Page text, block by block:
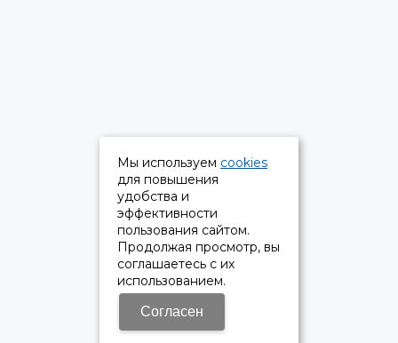
Мы используем cookies
для повышения
удобства и
эффективности
пользования сайтом.
Продолжая просмотр, вы
соглашаетесь с их
использованием.
Согласен